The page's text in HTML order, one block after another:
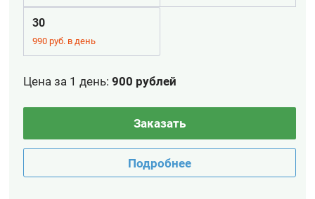
30
990 руб. в день
Цена за 1 день:900 рублей
Заказать
Подробнее